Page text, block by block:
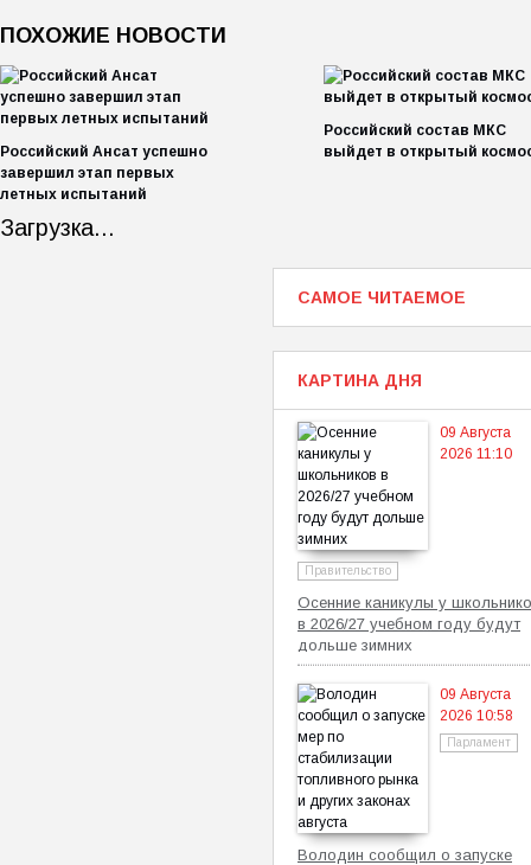
ПОХОЖИЕ НОВОСТИ
Российский Ансат успешно
завершил этап первых
летных испытаний
Российский состав МКС
выйдет в открытый
Загрузка...
САМОЕ ЧИТАЕМОЕ
КАРТИНА ДНЯ
09 Августа
2026 11:10
Правительство
Осенние каникулы у
в 2026/27 учебном году будут
дольше зимних
09 Августа
2026 10:58
Парламент
Володин сообщил о запуске